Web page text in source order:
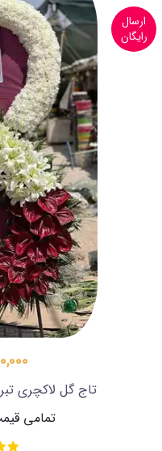
ارسال
رایگان
تاج گل لاکچری
تمامی